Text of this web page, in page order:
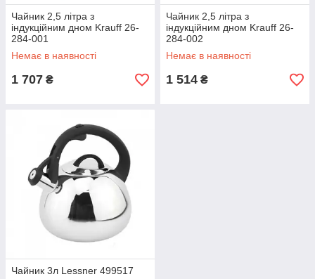
Чайник 2,5 літра з
індукційним дном Krauff 26-
284-001
Немає в наявності
1 707 ₴
Чайник 2,5 літра з
індукційним дном Krauff 26-
284-002
Немає в наявності
1 514 ₴
Чайник 3л Lessner 499517